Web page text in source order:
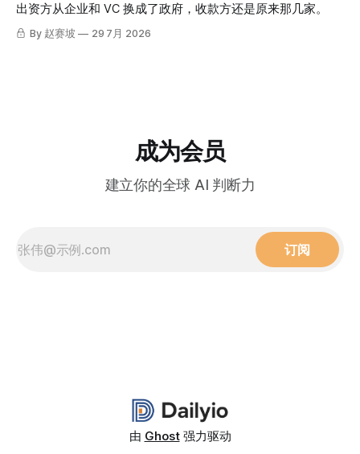
出资方从企业和 VC 换成了政府，收款方还是原来那几家。
By 赵赛坡 29 7月 2026
成为会员
建立你的全球 AI 判断力
订阅
由 Ghost强力驱动